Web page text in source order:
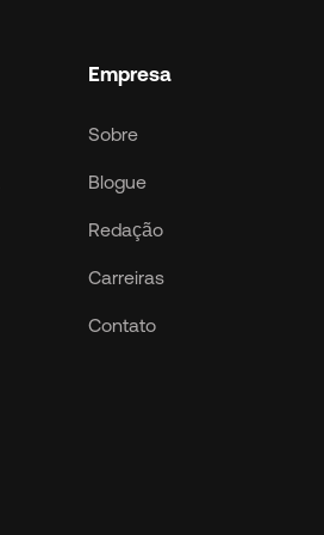
Empresa
Sobre
Blogue
Redação
Carreiras
Contato